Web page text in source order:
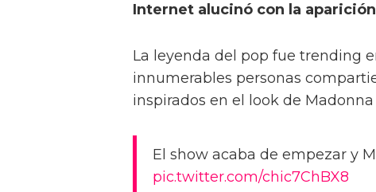
Internet alucinó con la
La leyenda del pop fue trending
innumerables personas
inspirados en el look de Madonna
El show acaba de empezar y
pic.twitter.com/chic7ChBX8